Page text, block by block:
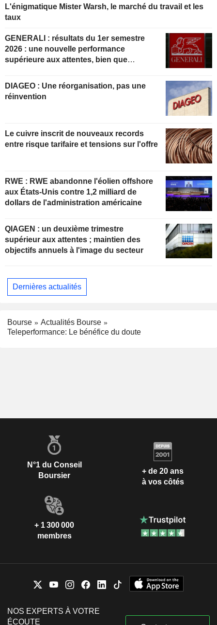
L'énigmatique Mister Warsh, le marché du travail et les
taux
GENERALI : résultats du 1er semestre
2026 : une nouvelle performance
supérieure aux attentes, bien que
DIAGEO : Une réorganisation, pas une
réinvention
Le cuivre inscrit de nouveaux records
entre risque tarifaire et tensions sur l'offre
RWE : RWE abandonne l'éolien offshore
aux États-Unis contre 1,2 milliard de
dollars de l'administration américaine
QIAGEN : un deuxième trimestre
supérieur aux attentes ; maintien des
objectifs annuels à l'image du secteur
Dernières actualités
Bourse
Actualités Bourse
Teleperformance: Le bénéfice du doute
N°1 du Conseil
Boursier
+ de 20 ans
à vos côtés
+ 1 300 000
membres
NOS EXPERTS À VOTRE
ÉCOUTE